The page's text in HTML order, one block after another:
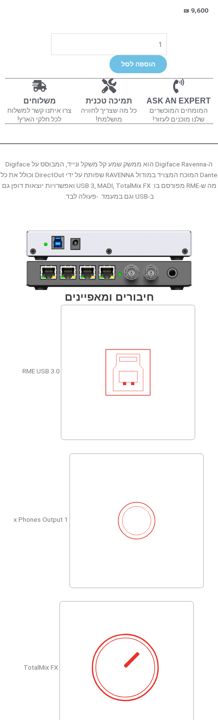
₪ 9,600
כמות
של
Digiface
Ravenna
הוספה לסל
ASK AN EXPERT
המומחים המוכשרים
שלנו מוכנים לעזור!
תמיכה טכנית
כל מה שצריך לחוויה
מושלמת!
משלוחים
צרו איתנו קשר למשלוח
לכל חלקי הארץ!
ה-Digiface Ravenna הוא ממשק שמע קל משקל ונייד, המבוסס על Digiface
Dante המוכח המצויד במודול RAVENNA שפותח על ידי DirectOut וכולל את כל
מה ש-RME מפורסם בו: USB 3, MADI, TotalMix FX ואפשרויות יוצאות דופן גם
ב-USB וגם במעמד. -פעולה לבד.
חיבורים ומאפיינים
RME USB 3.0
1 x Phones Output
TotalMix FX